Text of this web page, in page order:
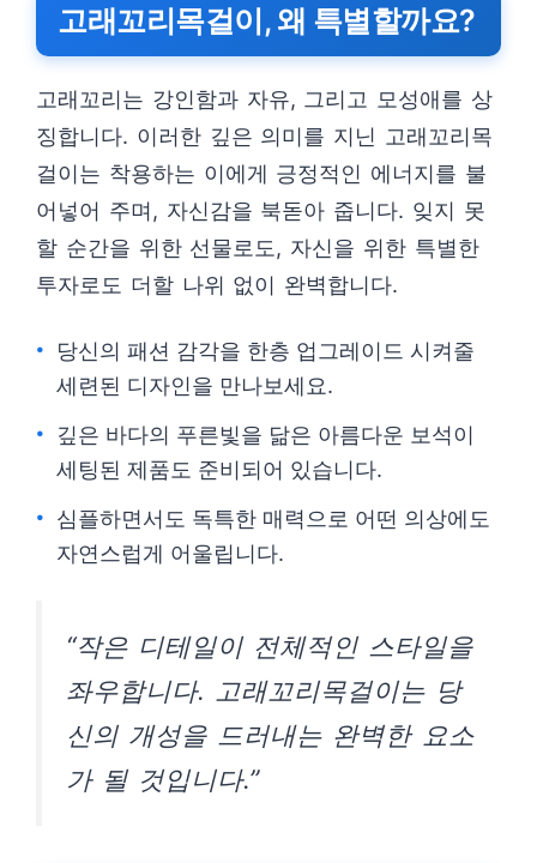
고래꼬리목걸이, 왜 특별할까요?
고래꼬리는 강인함과 자유, 그리고 모성애를 상
징합니다. 이러한 깊은 의미를 지닌 고래꼬리목
걸이는 착용하는 이에게 긍정적인 에너지를 불
어넣어 주며, 자신감을 북돋아 줍니다. 잊지 못
할 순간을 위한 선물로도, 자신을 위한 특별한
투자로도 더할 나위 없이 완벽합니다.
당신의 패션 감각을 한층 업그레이드 시켜줄
세련된 디자인을 만나보세요.
깊은 바다의 푸른빛을 닮은 아름다운 보석이
세팅된 제품도 준비되어 있습니다.
심플하면서도 독특한 매력으로 어떤 의상에도
자연스럽게 어울립니다.
“작은 디테일이 전체적인 스타일을
좌우합니다. 고래꼬리목걸이는 당
신의 개성을 드러내는 완벽한 요소
가 될 것입니다.”